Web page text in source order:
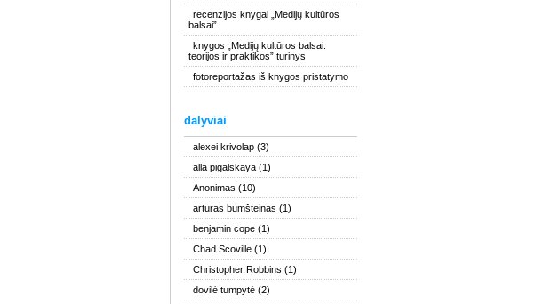
recenzijos knygai „Medijų kultūros
balsai”
knygos „Medijų kultūros balsai:
teorijos ir praktikos” turinys
fotoreportažas iš knygos pristatymo
dalyviai
alexei krivolap (3)
alla pigalskaya (1)
Anonimas (10)
arturas bumšteinas (1)
benjamin cope (1)
Chad Scoville (1)
Christopher Robbins (1)
dovilė tumpytė (2)